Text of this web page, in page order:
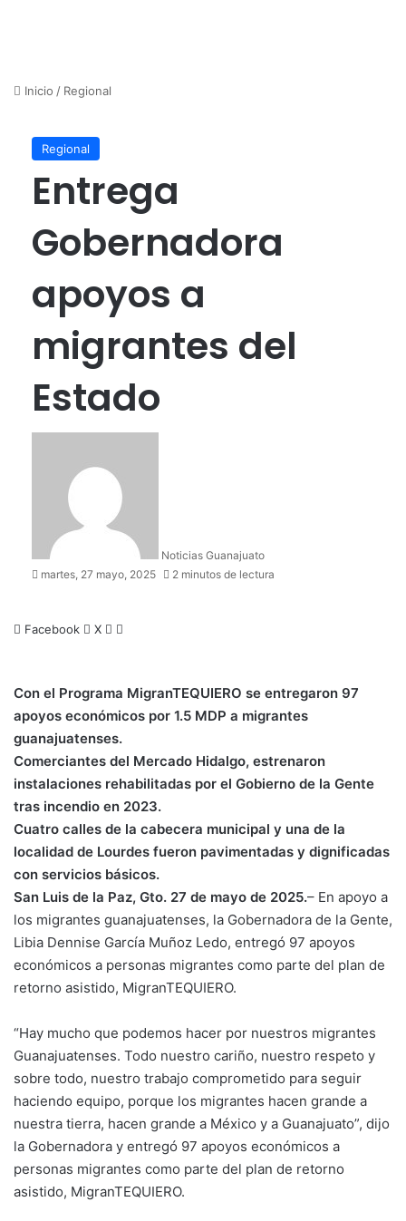
Inicio / Regional
Regional
Entrega
Gobernadora
apoyos a
migrantes del
Estado
Noticias Guanajuato
martes, 27 mayo, 2025
2 minutos de lectura
Facebook X
W
A
p
p
p
r
i
r
p
r
c
o
r
r
e
l
c
t
ó
n
i
c
o
Con el Programa MigranTEQUIERO se entregaron 97
apoyos económicos por 1.5 MDP a migrantes
guanajuatenses.
Comerciantes del Mercado Hidalgo, estrenaron
instalaciones rehabilitadas por el Gobierno de la Gente
tras incendio en 2023.
Cuatro calles de la cabecera municipal y una de la
localidad de Lourdes fueron pavimentadas y dignificadas
con servicios básicos.
San Luis de la Paz, Gto. 27 de mayo de 2025.– En apoyo a
los migrantes guanajuatenses, la Gobernadora de la Gente,
Libia Dennise García Muñoz Ledo, entregó 97 apoyos
económicos a personas migrantes como parte del plan de
retorno asistido, MigranTEQUIERO.
“Hay mucho que podemos hacer por nuestros migrantes
Guanajuatenses. Todo nuestro cariño, nuestro respeto y
sobre todo, nuestro trabajo comprometido para seguir
haciendo equipo, porque los migrantes hacen grande a
nuestra tierra, hacen grande a México y a Guanajuato”, dijo
la Gobernadora y entregó 97 apoyos económicos a
personas migrantes como parte del plan de retorno
asistido, MigranTEQUIERO.